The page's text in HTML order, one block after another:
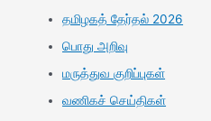
தமிழகத் தேர்தல் 2026
பொது அறிவு
மருத்துவ குறிப்புகள்
வணிகச் செய்திகள்